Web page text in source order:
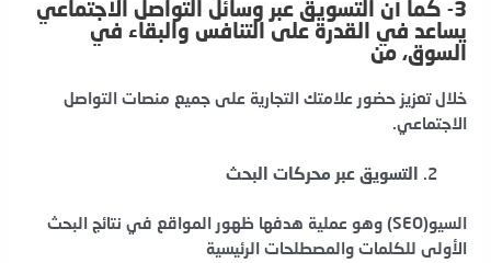
3- كما أن التسويق عبر وسائل التواصل الاجتماعي
يساعد في القدرة على التنافس والبقاء في
السوق، من
خلال تعزيز حضور علامتك التجارية على جميع منصات التواصل
الاجتماعي.
التسويق عبر محركات البحث
السيو(SEO) وهو عملية هدفها ظهور المواقع في نتائج البحث
الأولى للكلمات والمصطلحات الرئيسية